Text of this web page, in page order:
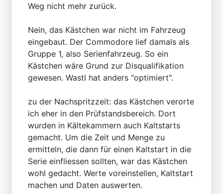
Weg nicht mehr zurück.
Nein, das Kästchen war nicht im Fahrzeug
eingebaut. Der Commodore lief damals als
Gruppe 1, also Serienfahrzeug. So ein
Kästchen wäre Grund zur Disqualifikation
gewesen. Wastl hat anders "optimiert".
zu der Nachspritzzeit: das Kästchen verorte
ich eher in den Prüfstandsbereich. Dort
wurden in Kältekammern auch Kaltstarts
gemacht. Um die Zeit und Menge zu
ermitteln, die dann für einen Kaltstart in die
Serie einfliessen sollten, war das Kästchen
wohl gedacht. Werte voreinstellen, Kaltstart
machen und Daten auswerten.